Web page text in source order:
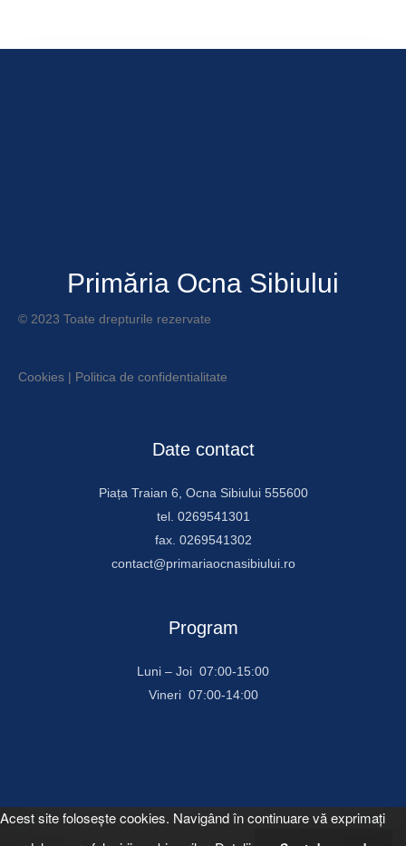
Primăria Ocna Sibiului
© 2023 Toate drepturile rezervate
Cookies | Politica de confidentialitate
Date contact
Piața Traian 6, Ocna Sibiului 555600
tel. 0269541301
fax. 0269541302
contact@primariaocnasibiului.ro
Program
Luni – Joi 07:00-15:00
Vineri 07:00-14:00
Acest site foloseşte cookies. Navigând în continuare vă exprimaţi